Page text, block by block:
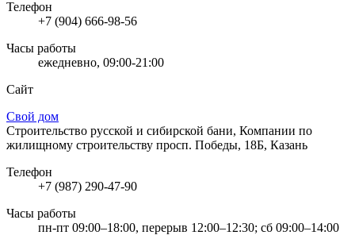
Телефон
+7 (904) 666-98-56
Часы работы
ежедневно, 09:00-21:00
Сайт
Свой дом
Строительство русской и сибирской бани, Компании по
жилищному строительству просп. Победы, 18Б, Казань
Телефон
+7 (987) 290-47-90
Часы работы
пн-пт 09:00–18:00, перерыв 12:00–12:30; сб 09:00–14:00